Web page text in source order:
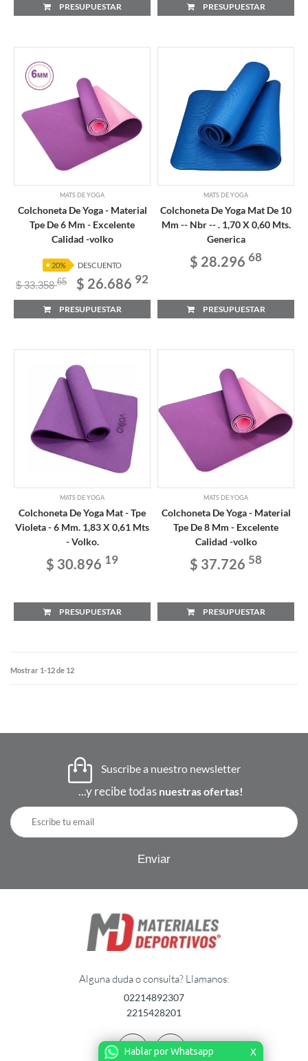
Hablar por Whatsapp X
PRESUPUESTAR PRESUPUESTAR
MATS DE YOGA
Colchoneta De Yoga - Material
Tpe De 6 Mm - Excelente
Calidad -volko
20% DESCUENTO
$ 33.35865 $ 26.686 92
PRESUPUESTAR
MATS DE YOGA
Colchoneta De Yoga Mat De 10
Mm -- Nbr -- . 1,70 X 0,60 Mts.
Generica
$ 28.296 68
PRESUPUESTAR
MATS DE YOGA
Colchoneta De Yoga Mat - Tpe
Violeta - 6 Mm. 1,83 X 0,61 Mts
- Volko.
$ 30.896 19
PRESUPUESTAR
MATS DE YOGA
Colchoneta De Yoga - Material
Tpe De 8 Mm - Excelente
Calidad -volko
$ 37.726 58
PRESUPUESTAR
Mostrar 1-12 de 12
Suscribe a nuestro newsletter
...y recibe todas nuestras ofertas!
Alguna duda o consulta? Llamanos:
02214892307
2215428201